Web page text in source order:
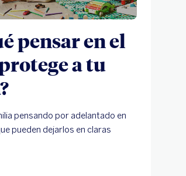
pensar en el
a tu
pensando por adelantado en
pueden dejarlos en claras